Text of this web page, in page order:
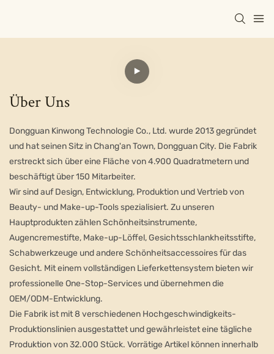
Über Uns
Dongguan Kinwong Technologie Co., Ltd. wurde 2013 gegründet
und hat seinen Sitz in Chang'an Town, Dongguan City. Die Fabrik
erstreckt sich über eine Fläche von 4.900 Quadratmetern und
beschäftigt über 150 Mitarbeiter.
Wir sind auf Design, Entwicklung, Produktion und Vertrieb von
Beauty- und Make-up-Tools spezialisiert. Zu unseren
Hauptprodukten zählen Schönheitsinstrumente,
Augencremestifte, Make-up-Löffel, Gesichtsschlankheitsstifte,
Schabwerkzeuge und andere Schönheitsaccessoires für das
Gesicht. Mit einem vollständigen Lieferkettensystem bieten wir
professionelle One-Stop-Services und übernehmen die
OEM/ODM-Entwicklung.
Die Fabrik ist mit 8 verschiedenen Hochgeschwindigkeits-
Produktionslinien ausgestattet und gewährleistet eine tägliche
Produktion von 32.000 Stück. Vorrätige Artikel können innerhalb